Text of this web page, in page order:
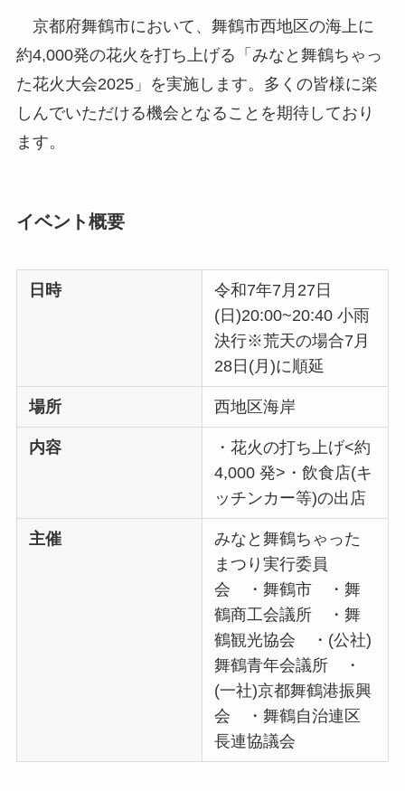
京都府舞鶴市において、舞鶴市西地区の海上に
約4,000発の花火を打ち上げる「みなと舞鶴ちゃっ
た花火大会2025」を実施します。多くの皆様に楽
しんでいただける機会となることを期待しており
ます。
イベント概要
日時
令和7年7月27日
(日)20:00~20:40 小雨
決行※荒天の場合7月
28日(月)に順延
場所 西地区海岸
内容
・花火の打ち上げ<約
4,000 発>・飲食店(キ
ッチンカー等)の出店
主催
みなと舞鶴ちゃった
まつり実行委員
会 ・舞鶴市 ・舞
鶴商工会議所 ・舞
鶴観光協会 ・(公社)
舞鶴青年会議所 ・
(一社)京都舞鶴港振興
会 ・舞鶴自治連区
長連協議会